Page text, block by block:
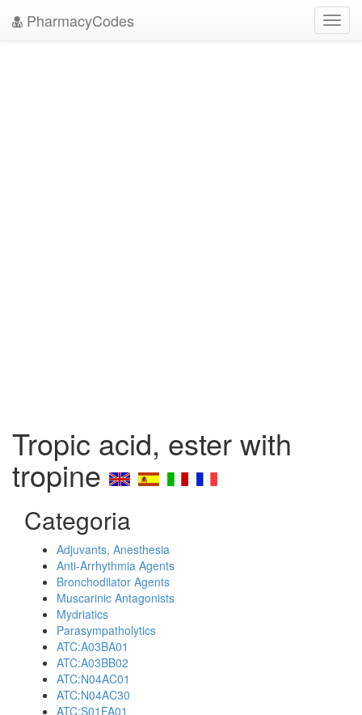
PharmacyCodes
Tropic acid, ester with
tropine
Categoria
Adjuvants, Anesthesia
Anti-Arrhythmia Agents
Bronchodilator Agents
Muscarinic Antagonists
Mydriatics
Parasympatholytics
ATC:A03BA01
ATC:A03BB02
ATC:N04AC01
ATC:N04AC30
ATC:S01FA01